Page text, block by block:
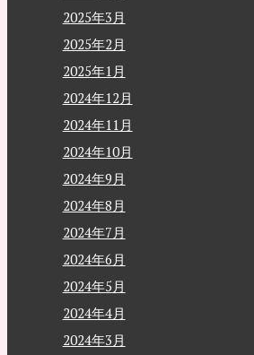
2025年3月
2025年2月
2025年1月
2024年12月
2024年11月
2024年10月
2024年9月
2024年8月
2024年7月
2024年6月
2024年5月
2024年4月
2024年3月